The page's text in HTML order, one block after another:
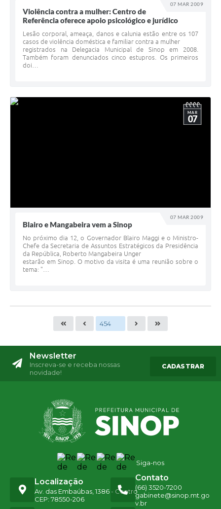
07 MAR 2009
Violência contra a mulher: Centro de
Referência oferece apoio psicológico e jurídico
Lesão corporal, ameaça, danos e calunia estão entre os 107
casos de violência doméstica e familiar contra a mulher
registrados na Delegacia Municipal de Sinop em 2008.
Também foram denunciados cinco estupros. Os primeiros
doi…
07 MAR 2009
MAR
07
Blairo e Mangabeira vem a Sinop
No próximo dia 12, o Governador Blairo Maggi e o Ministro-
Chefe da Secretaria de Assuntos Estratégicos da Presidência
da República, Roberto Mangabeira Unger
estarão em Sinop. O motivo da visita é uma reunião sobre o
tema: "…
Newsletter
Inscreva-se e receba nossas
novidade!
CADASTRAR
Siga-nos
Localização
Av. das Embaúbas, 1386 - Centro
CEP: 78550-206
Contato
(66) 3520-7200
gabinete@sinop.mt.go
v.br